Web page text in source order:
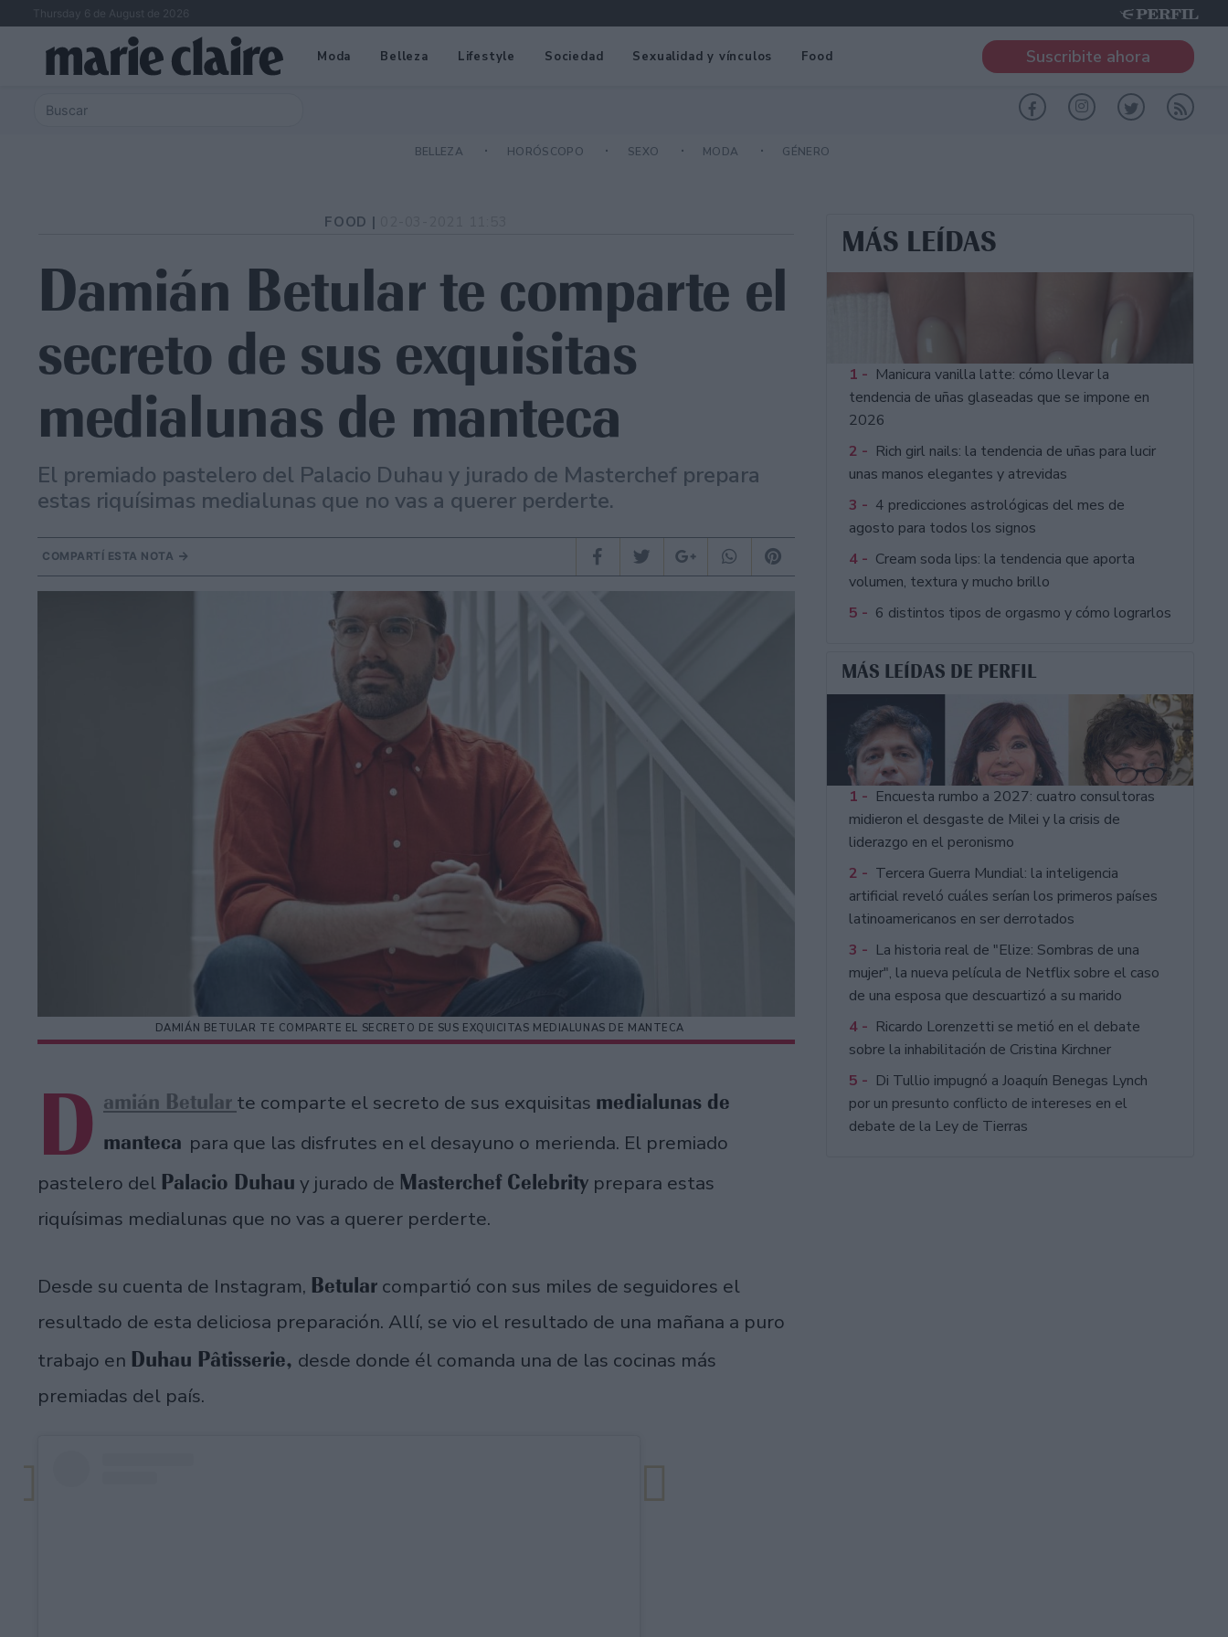
Thursday 6 de August de 2026
Moda Belleza Lifestyle Sociedad Sexualidad y vínculos Food Suscribite ahora
BELLEZA HORÓSCOPO SEXO MODA GÉNERO
FOOD |
Damián Betular te comparte el
secreto de sus exquisitas
medialunas de manteca
El premiado pastelero del Palacio Duhau y jurado de Masterchef prepara
estas riquísimas medialunas que no vas a querer perderte.
COMPARTÍ ESTA NOTA
DAMIÁN BETULAR TE COMPARTE EL SECRETO DE SUS EXQUICITAS MEDIALUNAS DE MANTECA
D amián Betular te comparte el secreto de sus exquisitas medialunas de
manteca para que las disfrutes en el desayuno o merienda. El premiado
pastelero del Palacio Duhau y jurado de Masterchef Celebrity prepara estas
riquísimas medialunas que no vas a querer perderte.
Desde su cuenta de Instagram, Betular compartió con sus miles de seguidores el
resultado de esta deliciosa preparación. Allí, se vio el resultado de una mañana a puro
trabajo en Duhau Pâtisserie, desde donde él comanda una de las cocinas más
premiadas del país.
MÁS LEÍDAS
1 - Manicura vanilla latte: cómo llevar la
tendencia de uñas glaseadas que se impone en
2026
2 - Rich girl nails: la tendencia de uñas para lucir
unas manos elegantes y atrevidas
3 - 4 predicciones astrológicas del mes de
agosto para todos los signos
4 - Cream soda lips: la tendencia que aporta
volumen, textura y mucho brillo
5 - 6 distintos tipos de orgasmo y cómo lograrlos
MÁS LEÍDAS DE PERFIL
1 - Encuesta rumbo a 2027: cuatro consultoras
midieron el desgaste de Milei y la crisis de
liderazgo en el peronismo
2 - Tercera Guerra Mundial: la inteligencia
artificial reveló cuáles serían los primeros países
latinoamericanos en ser derrotados
3 - La historia real de "Elize: Sombras de una
mujer", la nueva película de Netflix sobre el caso
de una esposa que descuartizó a su marido
4 - Ricardo Lorenzetti se metió en el debate
sobre la inhabilitación de Cristina Kirchner
5 - Di Tullio impugnó a Joaquín Benegas Lynch
por un presunto conflicto de intereses en el
debate de la Ley de Tierras